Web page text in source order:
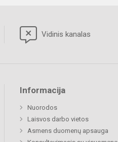
Vidinis kanalas
Informacija
Nuorodos
Laisvos darbo vietos
Asmens duomenų apsauga